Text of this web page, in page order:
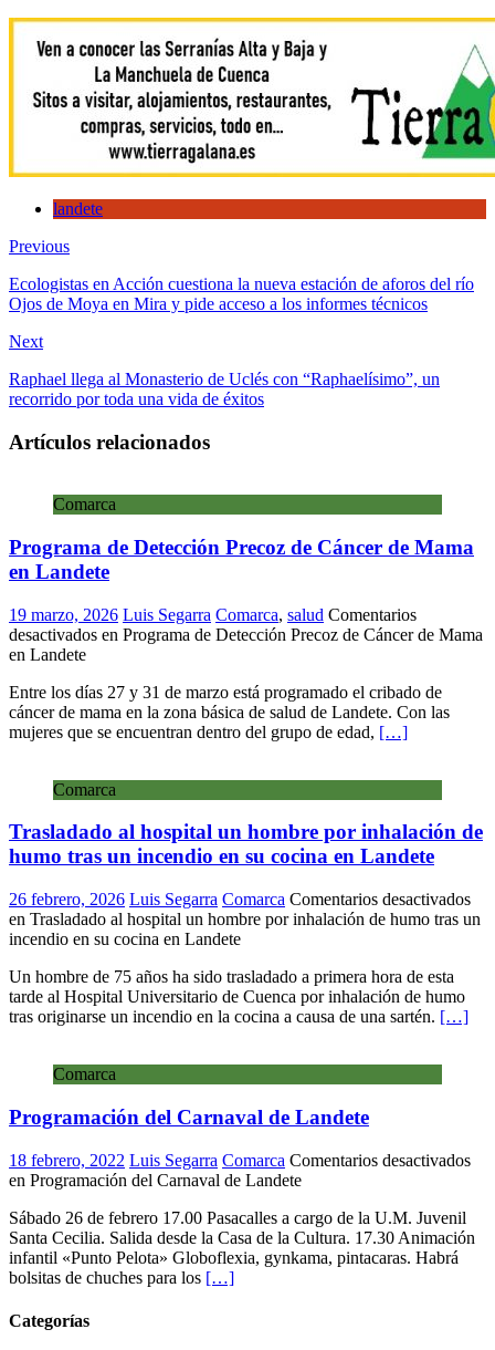
landete
Previous
Ecologistas en Acción cuestiona la nueva estación de aforos del río
Ojos de Moya en Mira y pide acceso a los informes técnicos
Next
Raphael llega al Monasterio de Uclés con “Raphaelísimo”, un
recorrido por toda una vida de éxitos
Artículos relacionados
Comarca
Programa de Detección Precoz de Cáncer de Mama
en Landete
19 marzo, 2026 Luis Segarra Comarca, salud Comentarios
desactivados en Programa de Detección Precoz de Cáncer de Mama
en Landete
Entre los días 27 y 31 de marzo está programado el cribado de
cáncer de mama en la zona básica de salud de Landete. Con las
mujeres que se encuentran dentro del grupo de edad, […]
Comarca
Trasladado al hospital un hombre por inhalación de
humo tras un incendio en su cocina en Landete
26 febrero, 2026 Luis Segarra Comarca Comentarios desactivados
en Trasladado al hospital un hombre por inhalación de humo tras un
incendio en su cocina en Landete
Un hombre de 75 años ha sido trasladado a primera hora de esta
tarde al Hospital Universitario de Cuenca por inhalación de humo
tras originarse un incendio en la cocina a causa de una sartén. […]
Comarca
Programación del Carnaval de Landete
18 febrero, 2022 Luis Segarra Comarca Comentarios desactivados
en Programación del Carnaval de Landete
Sábado 26 de febrero 17.00 Pasacalles a cargo de la U.M. Juvenil
Santa Cecilia. Salida desde la Casa de la Cultura. 17.30 Animación
infantil «Punto Pelota» Globoflexia, gynkama, pintacaras. Habrá
bolsitas de chuches para los […]
Categorías